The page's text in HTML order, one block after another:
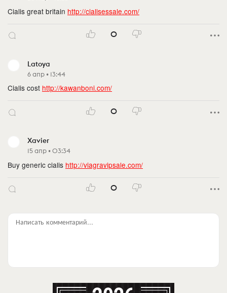
Cialis great britain http://cialisessale.com/
0
Latoya
6 апр • 13:44
Cialis cost http://kawanboni.com/
0
Xavier
15 апр • 03:34
Buy generic cialis http://viagravipsale.com/
0
Написать комментарий...